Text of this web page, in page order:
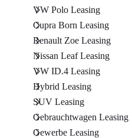
VW Polo Leasing
Cupra Born Leasing
Renault Zoe Leasing
Nissan Leaf Leasing
VW ID.4 Leasing
Hybrid Leasing
SUV Leasing
Gebrauchtwagen Leasing
Gewerbe Leasing